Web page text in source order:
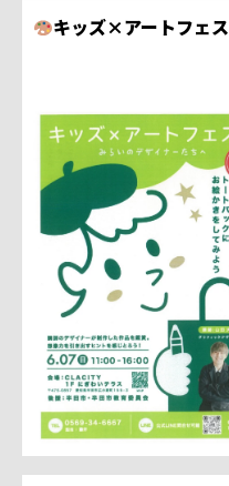
キッズ×アートフェ